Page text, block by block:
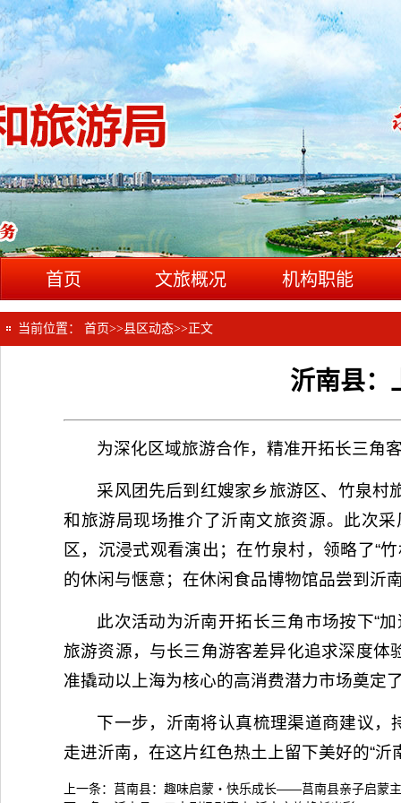
首页 文旅概况 机构职能
当前位置： 首页>>县区动态>> 正文
沂南县：
为深化区域旅游合作，精准开拓长三角
采风团先后到红嫂家乡旅游区、竹泉村
和旅游局现场推介了沂南文旅资源。此次
区，沉浸式观看演出；在竹泉村，领略了“
的休闲与惬意；在休闲食品博物馆品尝到沂
此次活动为沂南开拓长三角市场按下“
旅游资源，与长三角游客差异化追求深度
准撬动以上海为核心的高消费潜力市场奠定
下一步，沂南将认真梳理渠道商建议，
走进沂南，在这片红色热土上留下美好的“沂
上一条： 莒南县：趣味启蒙・快乐成长——莒南县亲子启蒙